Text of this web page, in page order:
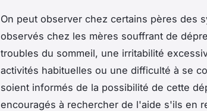
On peut observer chez certains pères des
observés chez les mères souffrant de
troubles du sommeil, une irritabilité
activités habituelles ou une difficulté à se
soient informés de la possibilité de cette
encouragés à rechercher de l'aide s'ils en